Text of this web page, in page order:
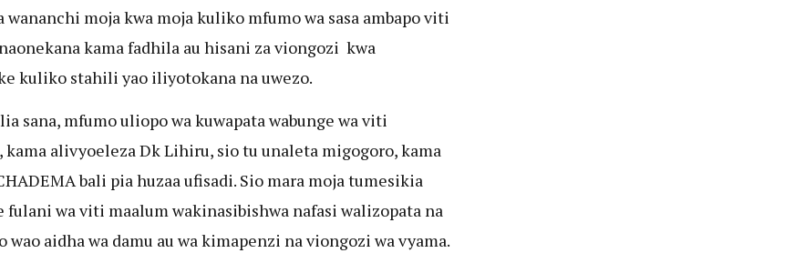
wananchi moja kwa moja kuliko mfumo wa sasa ambapo viti
kama fadhila au hisani za viongozi kwa
kuliko stahili yao iliyotokana na uwezo.
sana, mfumo uliopo wa kuwapata wabunge wa viti
kama alivyoeleza Dk Lihiru, sio tu unaleta migogoro, kama
bali pia huzaa ufisadi. Sio mara moja tumesikia
fulani wa viti maalum wakinasibishwa nafasi walizopata na
wao aidha wa damu au wa kimapenzi na viongozi wa vyama.